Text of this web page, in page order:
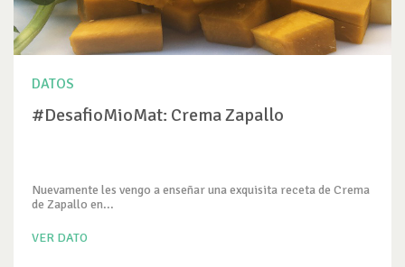
DATOS
#DesafioMioMat: Crema Zapallo
Nuevamente les vengo a enseñar una exquisita receta de Crema
de Zapallo en...
VER DATO